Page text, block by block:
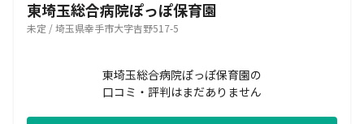
東埼玉総合病院ぽっぽ保育園
未定 / 埼玉県幸手市大字吉野517-5
東埼玉総合病院ぽっぽ保育園の
口コミ・評判はまだありません